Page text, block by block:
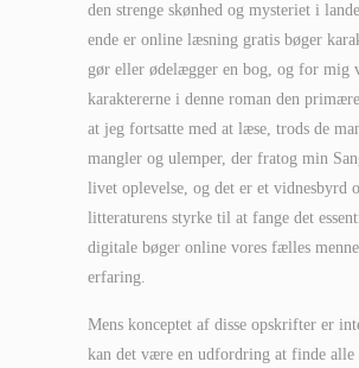
den strenge skønhed og mysteriet i
ende er online læsning gratis bøger
gør eller ødelægger en bog, og for mig
karaktererne i denne roman den
at jeg fortsatte med at læse, trods de
mangler og ulemper, der fratog min
livet oplevelse, og det er et vidnesbyrd
litteraturens styrke til at fange det
digitale bøger online vores fælles
erfaring.
Mens konceptet af disse opskrifter er
kan det være en udfordring at finde alle